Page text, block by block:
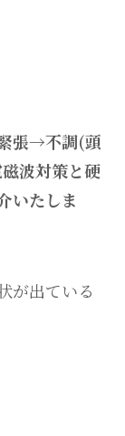
張→不調(頭
波対策と硬
いたしま
が出ている